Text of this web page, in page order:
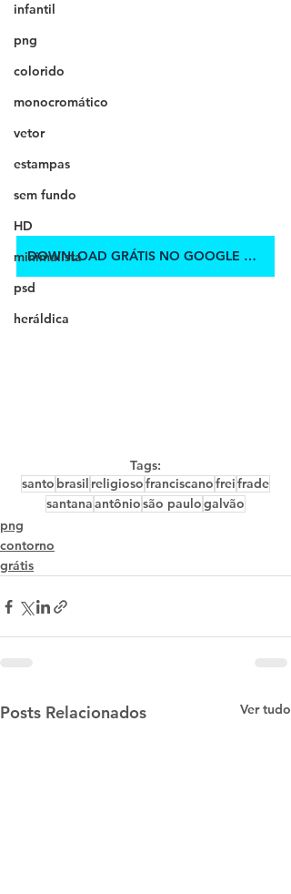
infantil
png
colorido
monocromático
vetor
estampas
sem fundo
HD
minimalista
psd
heráldica
DOWNLOAD GRÁTIS NO GOOGLE DRIVE
Tags:
santo brasil religiosofranciscanofreifrade
santanaantôniosão paulogalvão
png
contorno
grátis
Posts Relacionados Ver tudo